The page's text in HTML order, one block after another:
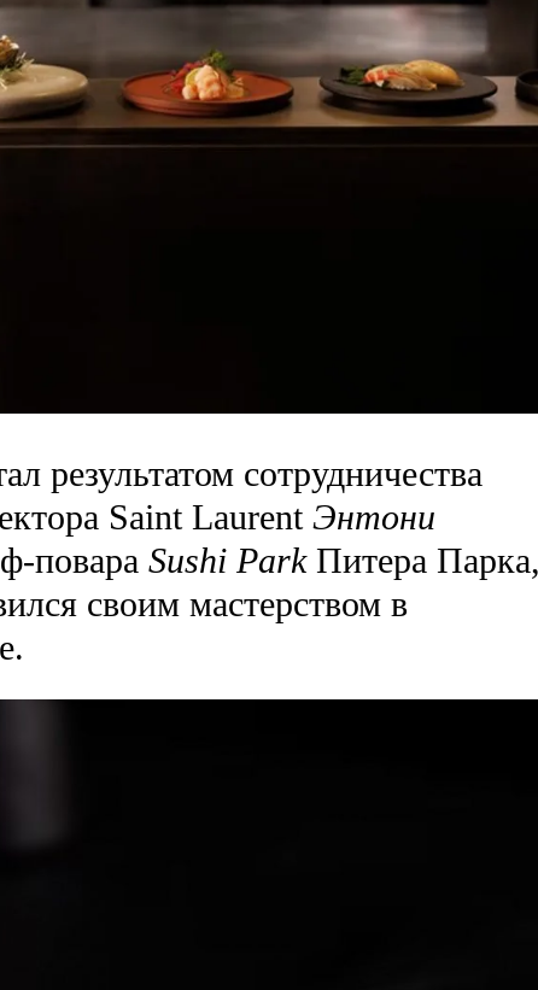
результатом сотрудничества
Saint Laurent Энтони
повара Sushi ParkПитера Парка,
своим мастерством в